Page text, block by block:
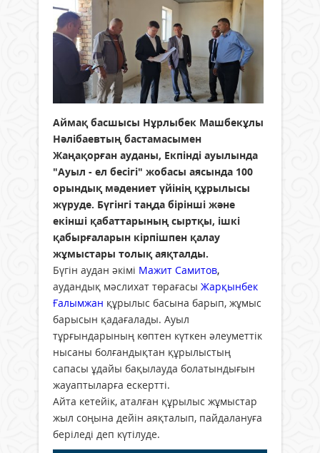
Аймақ басшысы Нұрлыбек Машбекұлы
Нәлібаевтың бастамасымен
Жаңақорған ауданы, Екпінді ауылында
"Ауыл - ел бесігі" жобасы аясында 100
орындық мәдениет үйінің құрылысы
жүруде. Бүгінгі таңда бірінші және
екінші қабаттарының сыртқы, ішкі
қабырғаларын кірпішпен қалау
жұмыстары толық аяқталды.
Бүгін аудан әкімі Мажит Самитов,
аудандық мәслихат төрағасы Жарқынбек
Ғалымжан құрылыс басына барып, жұмыс
барысын қадағалады. Ауыл
тұрғындарының көптен күткен әлеуметтік
нысаны болғандықтан құрылыстың
сапасы ұдайы бақылауда болатындығын
жауаптыларға ескертті.
Айта кетейік, аталған құрылыс жұмыстар
жыл соңына дейін аяқталып, пайдалануға
беріледі деп күтілуде.